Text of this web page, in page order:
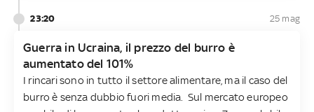
23:20 25 mag
Guerra in Ucraina, il prezzo del burro è
aumentato del 101%
I rincari sono in tutto il settore alimentare, ma il caso del
burro è senza dubbio fuori media. Sul mercato europeo